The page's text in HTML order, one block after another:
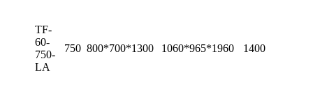
TF-
60-
750-
LA
750 800*700*1300 1060*965*1960 1400